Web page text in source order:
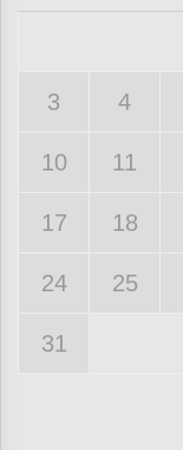
3 4
10 11
17 18
24 25
31